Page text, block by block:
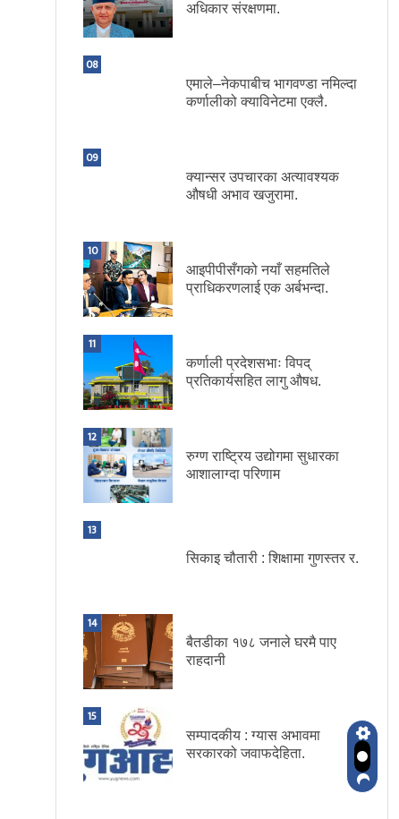
अधिकार संरक्षणमा.
08
एमाले–नेकपाबीच भागवण्डा नमिल्दा
कर्णालीको क्याविनेटमा एक्लै.
09
क्यान्सर उपचारका अत्यावश्यक
औषधी अभाव खजुरामा.
10
आइपीपीसँगको नयाँ सहमतिले
प्राधिकरणलाई एक अर्बभन्दा.
11
कर्णाली प्रदेशसभाः विपद्
प्रतिकार्यसहित लागु औषध.
12
रुग्ण राष्ट्रिय उद्योगमा सुधारका
आशालाग्दा परिणाम
13
सिकाइ चौतारी : शिक्षामा गुणस्तर र.
14
बैतडीका १७८ जनाले घरमै पाए
राहदानी
15
सम्पादकीय : ग्यास अभावमा
सरकारको जवाफदेहिता.